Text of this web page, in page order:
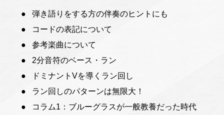
弾き語りをする方の伴奏のヒントにも
コードの表記について
参考楽曲について
2分音符のベース・ラン
ドミナントVを導くラン回し
ラン回しのパターンは無限大！
コラム1：ブルーグラスが一般教養だった時代